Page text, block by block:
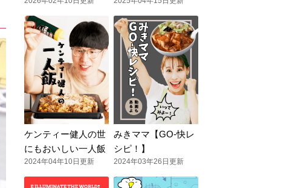
ケンティー健人の世
にもおいしい一人飯
2024年04年10日更新
みきママ【GO-快レ
シピ！】
2024年03年26日更新